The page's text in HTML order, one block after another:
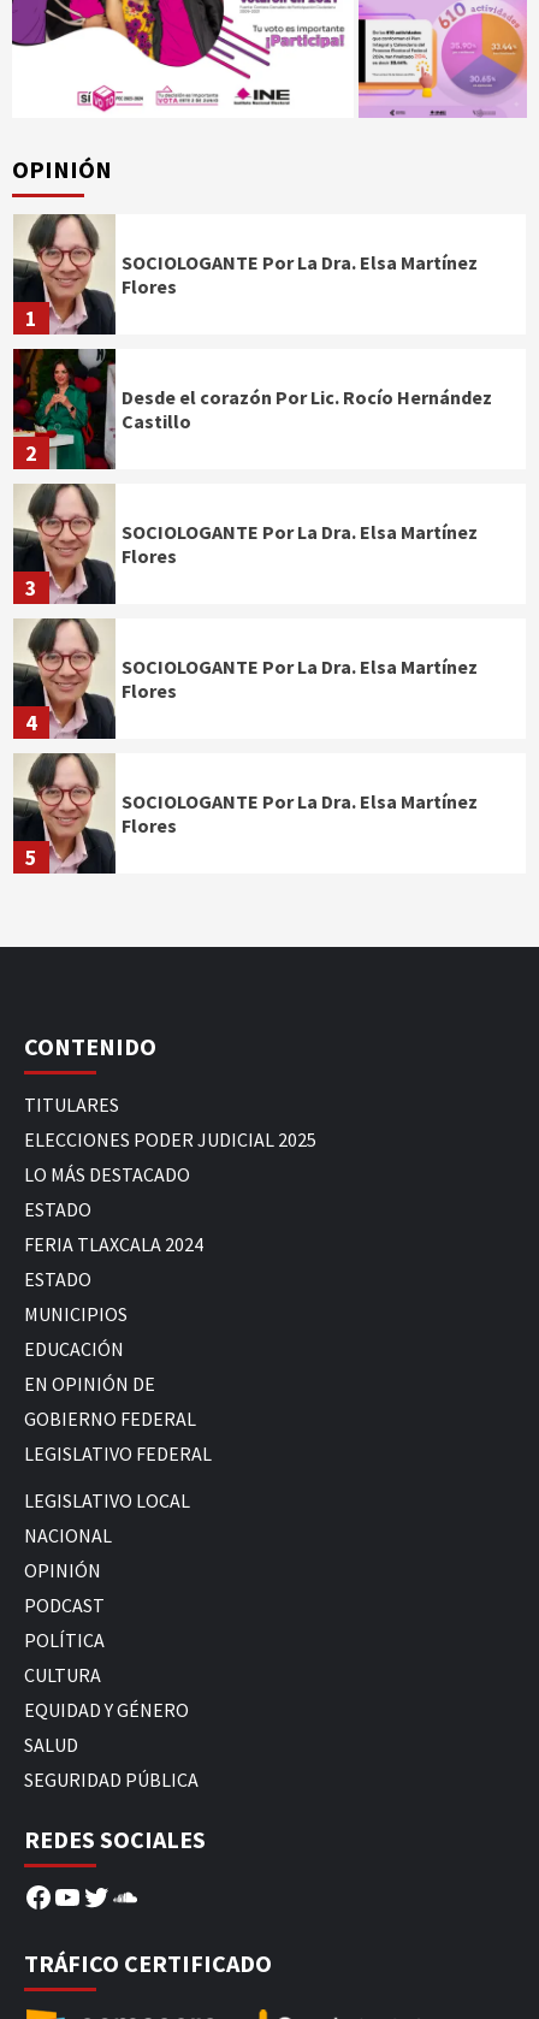
OPINIÓN
1
SOCIOLOGANTE Por La Dra. Elsa Martínez
Flores
2
Desde el corazón Por Lic. Rocío Hernández
Castillo
3
SOCIOLOGANTE Por La Dra. Elsa Martínez
Flores
4
SOCIOLOGANTE Por La Dra. Elsa Martínez
Flores
5
SOCIOLOGANTE Por La Dra. Elsa Martínez
Flores
CONTENIDO
TITULARES
ELECCIONES PODER JUDICIAL 2025
LO MÁS DESTACADO
ESTADO
FERIA TLAXCALA 2024
ESTADO
MUNICIPIOS
EDUCACIÓN
EN OPINIÓN DE
GOBIERNO FEDERAL
LEGISLATIVO FEDERAL
LEGISLATIVO LOCAL
NACIONAL
OPINIÓN
PODCAST
POLÍTICA
CULTURA
EQUIDAD Y GÉNERO
SALUD
SEGURIDAD PÚBLICA
REDES SOCIALES
Facebook
YouTube
Twitter
SoundCloud
TRÁFICO CERTIFICADO